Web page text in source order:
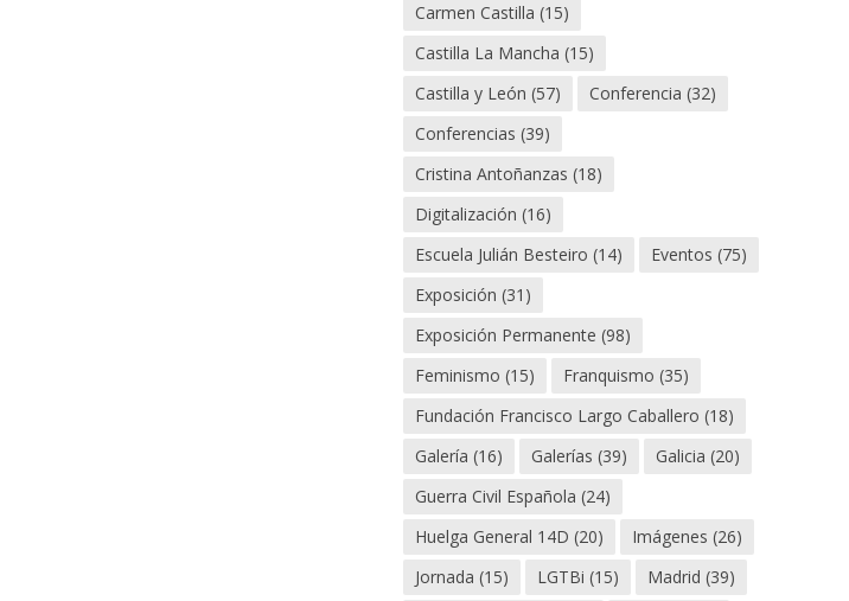
Carmen Castilla (15)
Castilla La Mancha (15)
Castilla y León (57) Conferencia (32)
Conferencias (39)
Cristina Antoñanzas (18)
Digitalización (16)
Escuela Julián Besteiro (14) Eventos (75)
Exposición (31)
Exposición Permanente (98)
Feminismo (15) Franquismo (35)
Fundación Francisco Largo Caballero (18)
Galería (16) Galerías (39) Galicia (20)
Guerra Civil Española (24)
Huelga General 14D (20) Imágenes (26)
Jornada (15) LGTBi (15) Madrid (39)